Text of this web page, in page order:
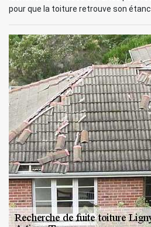
pour que la toiture retrouve son